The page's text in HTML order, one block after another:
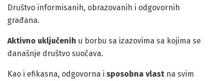
Društvo informisanih, obrazovanih i odgovornih
građana.
Aktivno uključenih u borbu sa izazovima sa kojima se
današnje društvo suočava.
Kao i efikasna, odgovorna i sposobna vlast na svim